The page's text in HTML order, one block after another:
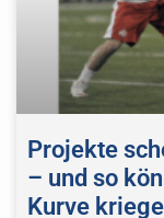
Projekte
– und so
Kurve